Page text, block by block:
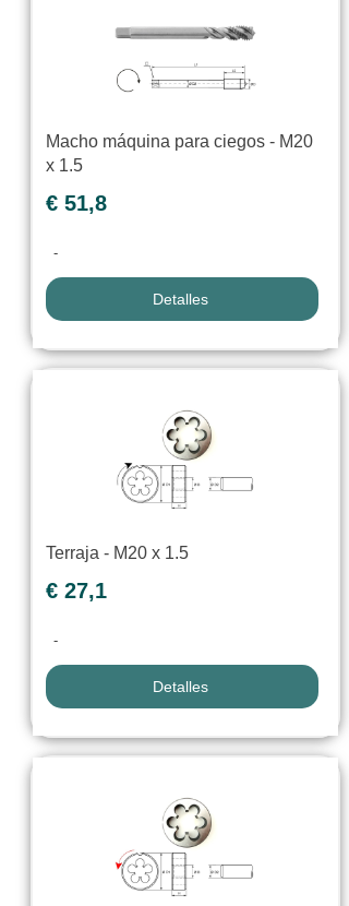
Macho máquina para ciegos - M20
x 1.5
€ 51,8
-
Detalles
Terraja - M20 x 1.5
€ 27,1
-
Detalles